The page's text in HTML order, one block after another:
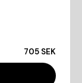
705 SEK